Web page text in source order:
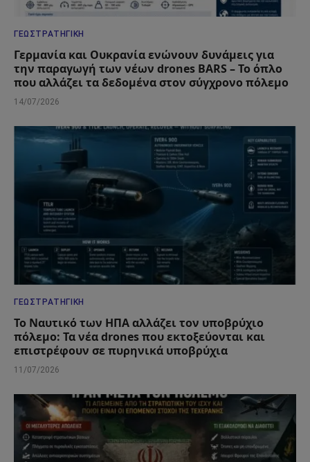
ΓΕΩΣΤΡΑΤΗΓΙΚΉ
Γερμανία και Ουκρανία ενώνουν δυνάμεις για
την παραγωγή των νέων drones BARS – Το όπλο
που αλλάζει τα δεδομένα στον σύγχρονο πόλεμο
14/07/2026
ΓΕΩΣΤΡΑΤΗΓΙΚΉ
Το Ναυτικό των ΗΠΑ αλλάζει τον υποβρύχιο
πόλεμο: Τα νέα drones που εκτοξεύονται και
επιστρέφουν σε πυρηνικά υποβρύχια
11/07/2026